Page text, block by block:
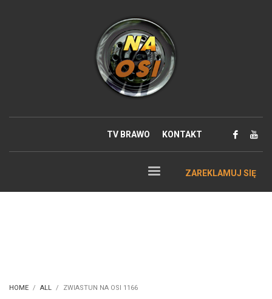
TV BRAWO KONTAKT
ZAREKLAMUJ SIĘ
HOME ALL ZWIASTUN NA OSI 1166